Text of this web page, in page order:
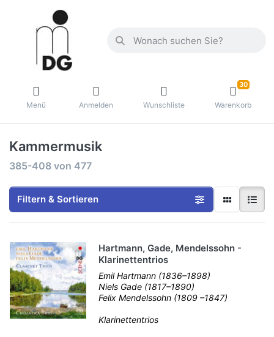
Menü Anmelden Wunschliste
30
Warenkorb
Kammermusik
385-408 von 477
Filtern & Sortieren
Hartmann, Gade, Mendelssohn -
Klarinettentrios
Emil Hartmann (1836–1898)
Niels Gade (1817–1890)
Felix Mendelssohn (1809 –1847)
Klarinettentrios